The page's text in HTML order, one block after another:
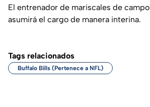
El entrenador de mariscales de campo
asumirá el cargo de manera interina.
Tags relacionados
Buffalo Bills (Pertenece a NFL)